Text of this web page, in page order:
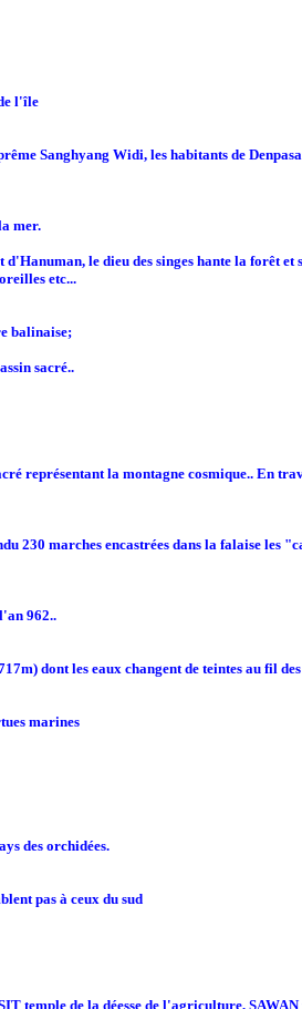
l'île
Sanghyang Widi, les habitants de
mer.
le dieu des singes hante la forêt
etc...
balinaise;
sacré..
représentant la montagne cosmique.. En
230 marches encastrées dans la falaise les
962..
dont les eaux changent de teintes au fil des
marines
des orchidées.
pas à ceux du sud
temple de la déesse de l'agriculture,